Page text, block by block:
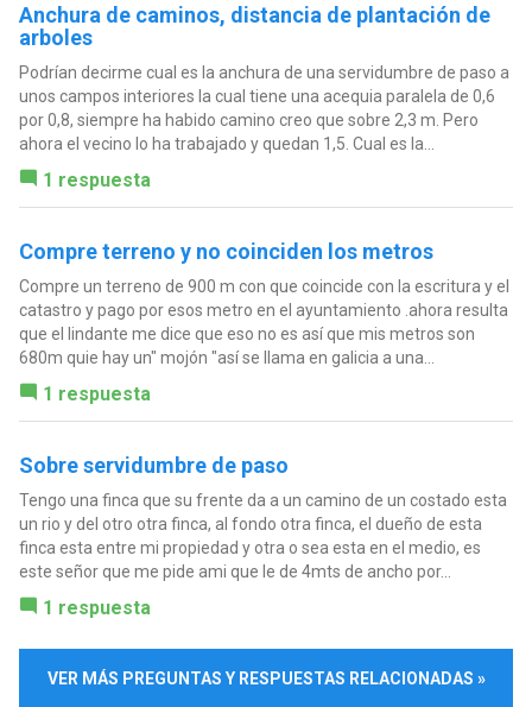
Anchura de caminos, distancia de plantación de
arboles
Podrían decirme cual es la anchura de una servidumbre de paso a
unos campos interiores la cual tiene una acequia paralela de 0,6
por 0,8, siempre ha habido camino creo que sobre 2,3 m. Pero
ahora el vecino lo ha trabajado y quedan 1,5. Cual es la...
1 respuesta
Compre terreno y no coinciden los metros
Compre un terreno de 900 m con que coincide con la escritura y el
catastro y pago por esos metro en el ayuntamiento .ahora resulta
que el lindante me dice que eso no es así que mis metros son
680m quie hay un" mojón "así se llama en galicia a una...
1 respuesta
Sobre servidumbre de paso
Tengo una finca que su frente da a un camino de un costado esta
un rio y del otro otra finca, al fondo otra finca, el dueño de esta
finca esta entre mi propiedad y otra o sea esta en el medio, es
este señor que me pide ami que le de 4mts de ancho por...
1 respuesta
VER MÁS PREGUNTAS Y RESPUESTAS RELACIONADAS »